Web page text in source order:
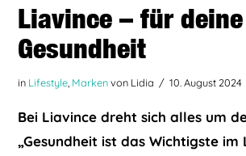
Liavince – für deine
Gesundheit
in Lifestyle Markenvon Lidia 10. August 2024
Bei Liavince dreht sich alles um
„Gesundheit ist das Wichtigste im